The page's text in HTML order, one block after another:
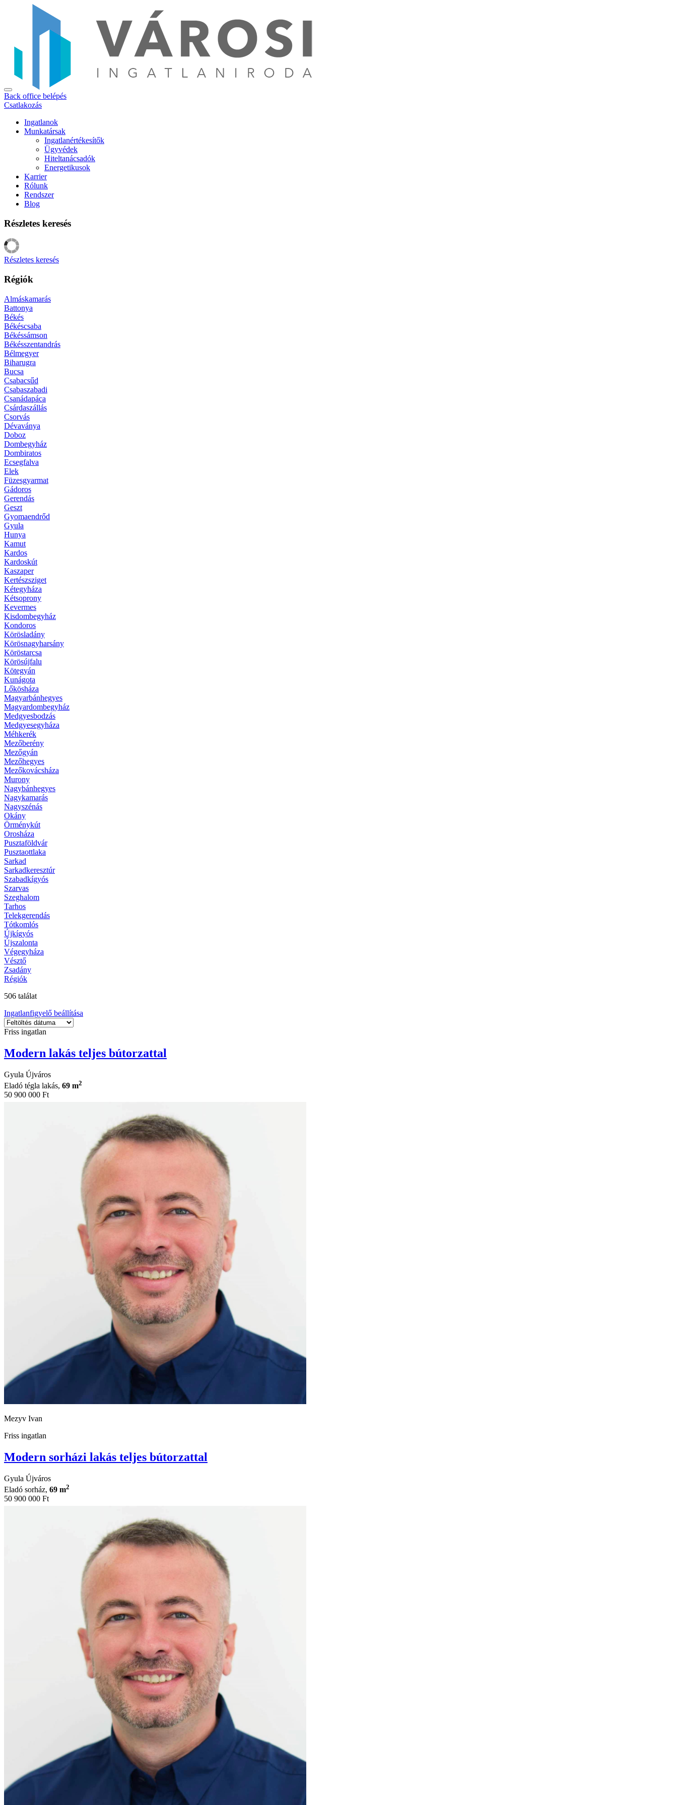
Back office belépés
Csatlakozás
Ingatlanok
Munkatársak
Ingatlanértékesítők
Ügyvédek
Hiteltanácsadók
Energetikusok
Karrier
Rólunk
Rendszer
Blog
Részletes keresés
Részletes keresés
Régiók
Almáskamarás
Battonya
Békés
Békéscsaba
Békéssámson
Békésszentandrás
Bélmegyer
Biharugra
Bucsa
Csabacsűd
Csabaszabadi
Csanádapáca
Csárdaszállás
Csorvás
Dévaványa
Doboz
Dombegyház
Dombiratos
Ecsegfalva
Elek
Füzesgyarmat
Gádoros
Gerendás
Geszt
Gyomaendrőd
Gyula
Hunya
Kamut
Kardos
Kardoskút
Kaszaper
Kertészsziget
Kétegyháza
Kétsoprony
Kevermes
Kisdombegyház
Kondoros
Körösladány
Körösnagyharsány
Köröstarcsa
Körösújfalu
Kötegyán
Kunágota
Lőkösháza
Magyarbánhegyes
Magyardombegyház
Medgyesbodzás
Medgyesegyháza
Méhkerék
Mezőberény
Mezőgyán
Mezőhegyes
Mezőkovácsháza
Murony
Nagybánhegyes
Nagykamarás
Nagyszénás
Okány
Örménykút
Orosháza
Pusztaföldvár
Pusztaottlaka
Sarkad
Sarkadkeresztúr
Szabadkígyós
Szarvas
Szeghalom
Tarhos
Telekgerendás
Tótkomlós
Újkígyós
Újszalonta
Végegyháza
Vésztő
Zsadány
Régiók
506 találat
Ingatlanfigyelő beállítása
Friss ingatlan
Modern lakás teljes bútorzattal
Gyula Újváros
Eladó tégla lakás, 69 m2
50 900 000 Ft
Mezyv Ivan
Friss ingatlan
Modern sorházi lakás teljes bútorzattal
Gyula Újváros
Eladó sorház, 69 m2
50 900 000 Ft